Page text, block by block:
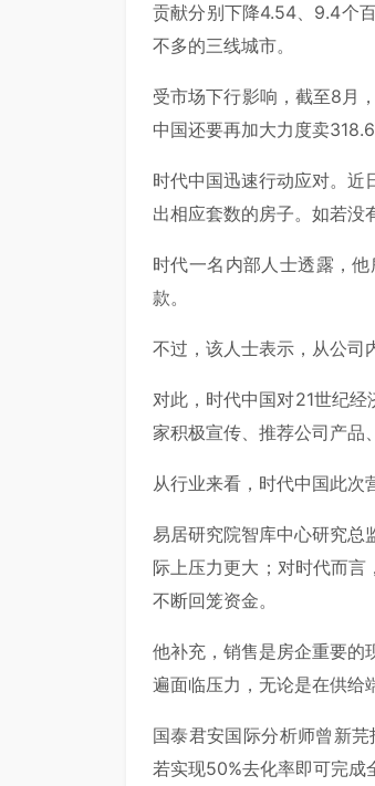
贡献分别下降4.54、9.4个
不多的三线城市。
受市场下行影响，截至8月
中国还要再加大力度卖318.6
时代中国迅速行动应对。
出相应套数的房子。如若没
时代一名内部人士透露，
款。
不过，该人士表示，从公司
对此，时代中国对21世纪经
家积极宣传、推荐公司产品
从行业来看，时代中国此次
易居研究院智库中心研究总
际上压力更大；对时代而言
不断回笼资金。
他补充，销售是房企重要的
遍面临压力，无论是在供给
国泰君安国际分析师曾新
若实现50%去化率即可完